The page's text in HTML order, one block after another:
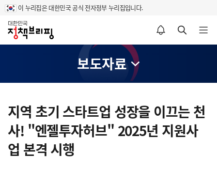
이 누리집은 대한민국 공식 전자정부 누리집입니다.
홈
알림설정 바로가기 검색 바로가기 메뉴 열기
보도자료
텐
츠
영
역
지역 초기 스타트업 성장을 이끄는 천
사! "엔젤투자허브" 2025년 지원사
업 본격 시행